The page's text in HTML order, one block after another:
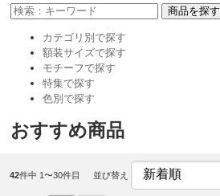
商品を探す
カテゴリ別で探す
額装サイズで探す
モチーフで探す
特集で探す
色別で探す
おすすめ商品
42件中 1〜30件目 並び替え